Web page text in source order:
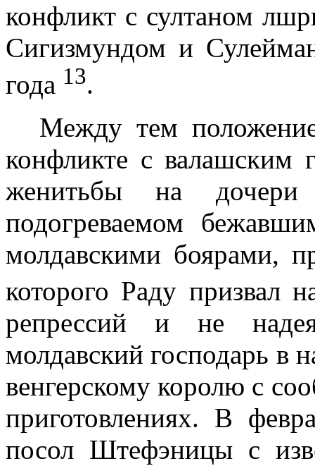
конфликт с султаном
Сигизмундом и
года 13.
Между тем
конфликте с валашским
женитьбы на дочери
подогреваемом
молдавскими боярами,
которого Раду призвал
репрессий и не
молдавский господарь в
венгерскому королю с
приготовлениях. В
посол Штефэницы с